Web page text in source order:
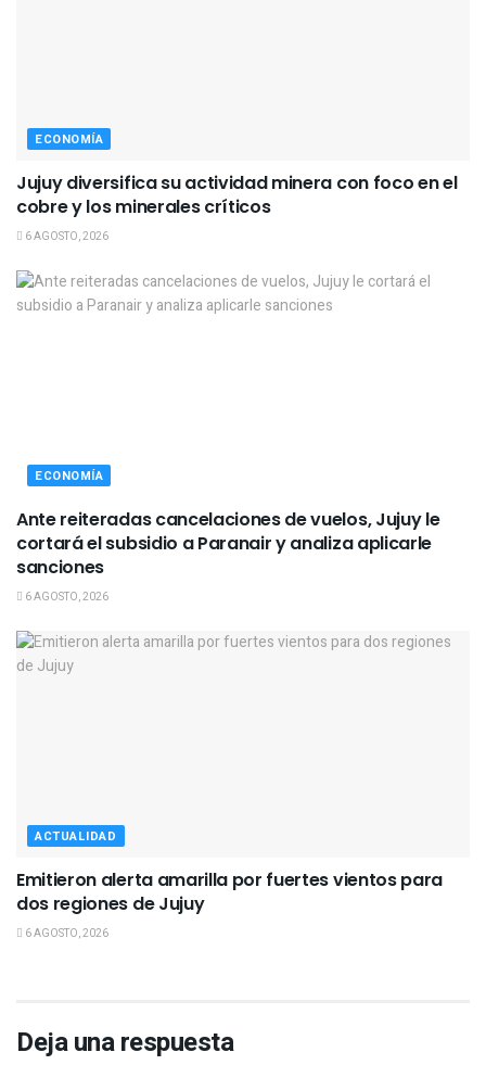
ECONOMÍA
Jujuy diversifica su actividad minera con foco en el
cobre y los minerales críticos
6 AGOSTO, 2026
ECONOMÍA
Ante reiteradas cancelaciones de vuelos, Jujuy le
cortará el subsidio a Paranair y analiza aplicarle
sanciones
6 AGOSTO, 2026
ACTUALIDAD
Emitieron alerta amarilla por fuertes vientos para
dos regiones de Jujuy
6 AGOSTO, 2026
Deja una respuesta